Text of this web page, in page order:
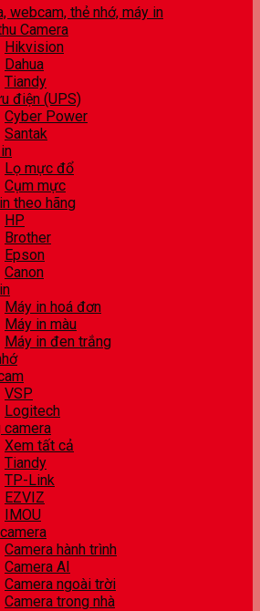
webcam, thẻ nhớ, máy in
Camera
Hikvision
Dahua
Tiandy
điện (UPS)
Cyber Power
Santak
Lọ mực đổ
Cụm mực
theo hãng
HP
Brother
Epson
Canon
Máy in hoá đơn
Máy in màu
Máy in đen trắng
VSP
Logitech
camera
Xem tất cả
Tiandy
TP-Link
EZVIZ
IMOU
Camera hành trình
Camera AI
Camera ngoài trời
Camera trong nhà